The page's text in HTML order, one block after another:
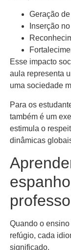
Geração
Inserção
Esse impacto
aula representa
uma sociedade
Para os
também é um
estimula o
dinâmicas
Quando o
refúgio, cada
significado.